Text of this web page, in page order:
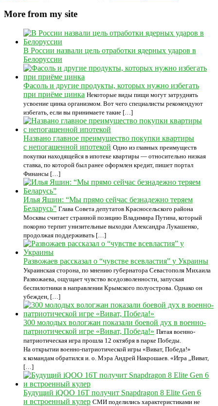
More from my site
В России назвали цель отработки ядерных ударов в
Белоруссии
Фасоль и другие продукты, которых нужно избегать
при приёме цинка Некоторые виды пищи могут затруднять
усвоение цинка организмом. Вот чего специалисты рекомендуют
избегать, если вы принимаете такие […]
Названо главное преимущество покупки квартиры
с непогашенной ипотекой Одно из главных преимуществ
покупки находящейся в ипотеке квартиры — относительно низкая
ставка, по которой был ранее оформлен кредит, пишет портал
Финансы […]
Илья Яшин: “Мы прямо сейчас безнадежно теряем
Беларусь” Глава Совета депутатов Красносельского района
Москвы считает странной позицию Владимира Путина, который
покорно терпит унизительные выходки Александра Лукашенко,
продолжая поддерживать […]
Развожаев рассказал о “чувстве всевластия” у Украины
Украинская сторона, по мнению губернатора Севастополя Михаила
Развожаева, ощущает чувство вседозволенности, запуская
беспилотники в направлении Крымского полуострова. Однако он
убежден, […]
300 молодых вологжан показали боевой дух в военно-
патриотической игре «Виват, Победа!» Пятая военно-
патриотическая игра прошла 12 октября в парке Победы.
На открытии военно-патриотической игры «Виват, Победа!»
к командам обратился и. о. Мэра Андрей Накрошаев. «Игра „Виват,
[…]
Будущий iQOO 16T получит Snapdragon 8 Elite Gen 6
и встроенный кулер СМИ поделились характеристиками не